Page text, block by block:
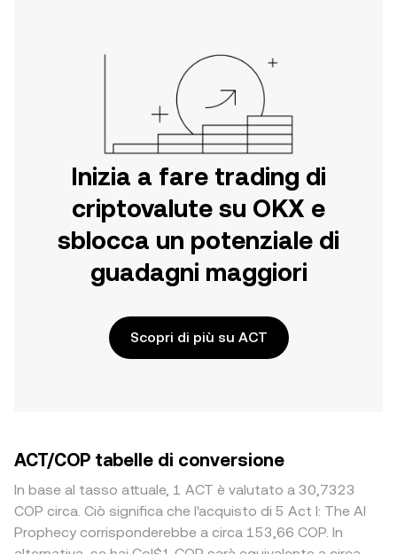
Inizia a fare trading di
criptovalute su OKX e
sblocca un potenziale di
guadagni maggiori
Scopri di più su ACT
ACT/COP tabelle di conversione
In base al tasso attuale, 1 ACT è valutato a 30,7323
COP circa. Ciò significa che l'acquisto di 5 Act I: The AI
Prophecy corrisponderebbe a circa 153,66 COP. In